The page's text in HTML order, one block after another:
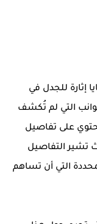
إثارة للجدل في
التي لم تُكشف
على تفاصيل
تشير التفاصيل
التي أن تساهم